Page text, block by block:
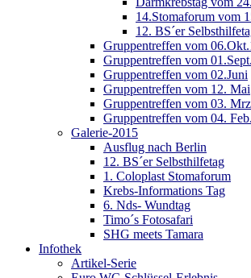
14.Stomaforum vom
12. BS´er
Gruppentreffen vom
Gruppentreffen vom
Gruppentreffen vom 02.Juni
Gruppentreffen vom 12. Mai
Gruppentreffen vom 03.
Gruppentreffen vom 04.
Galerie-2015
Ausflug nach Berlin
12. BS´er Selbsthilfetag
1. Coloplast Stomaforum
Krebs-Informations Tag
6. Nds- Wundtag
Timo´s Fotosafari
SHG meets Tamara
Infothek
Artikel-Serie